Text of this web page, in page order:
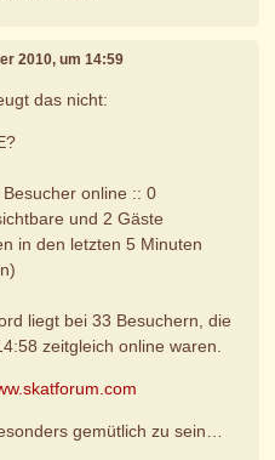
2010, um 14:59
das nicht:
online :: 0
und 2 Gäste
in den letzten 5 Minuten
liegt bei 33 Besuchern, die
zeitgleich online waren.
gemütlich zu sein…